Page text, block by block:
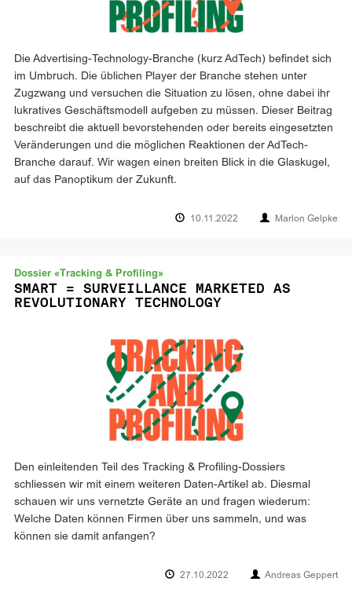
Die Advertising-Technology-Branche (kurz AdTech) befindet sich
im Umbruch. Die üblichen Player der Branche stehen unter
Zugzwang und versuchen die Situation zu lösen, ohne dabei ihr
lukratives Geschäftsmodell aufgeben zu müssen. Dieser Beitrag
beschreibt die aktuell bevorstehenden oder bereits eingesetzten
Veränderungen und die möglichen Reaktionen der AdTech-
Branche darauf. Wir wagen einen breiten Blick in die Glaskugel,
auf das Panoptikum der Zukunft.
10.11.2022 Marlon Gelpke
Dossier «Tracking & Profiling»
SMART = SURVEILLANCE MARKETED AS
REVOLUTIONARY TECHNOLOGY
Den einleitenden Teil des Tracking & Profiling-Dossiers
schliessen wir mit einem weiteren Daten-Artikel ab. Diesmal
schauen wir uns vernetzte Geräte an und fragen wiederum:
Welche Daten können Firmen über uns sammeln, und was
können sie damit anfangen?
27.10.2022 Andreas Geppert